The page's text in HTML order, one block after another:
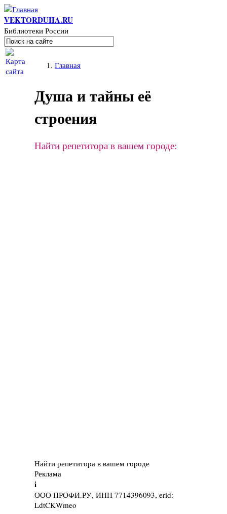
Перейти к основному содержанию
VEKTORDUHA.RU
Библиотеки России
Форма поиска
Поиск
Вы здесьГлавная
Душа и тайны её
строения
Найти репетитора в вашем городе:
Найти репетитора в вашем городе
Реклама
i
ООО ПРОФИ.РУ, ИНН 7714396093, erid:
LdtCKWmeo